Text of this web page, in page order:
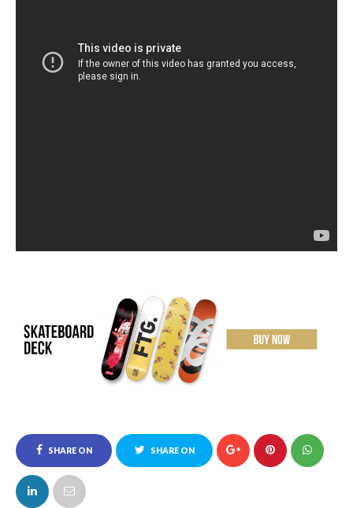
SHARE ON
FACEBOOK
SHARE ON